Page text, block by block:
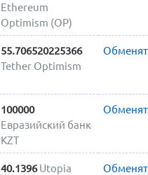
Ethereum
Optimism (OP)
55.706520225366
Tether Optimism
100000
Евразийский банк
KZT
40.1396 Utopia